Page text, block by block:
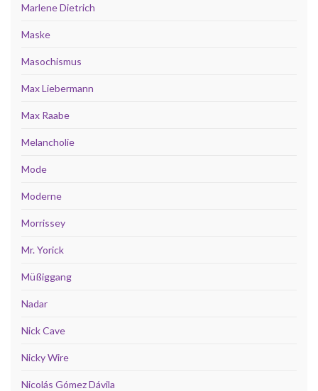
Marlene Dietrich
Maske
Masochismus
Max Liebermann
Max Raabe
Melancholie
Mode
Moderne
Morrissey
Mr. Yorick
Müßiggang
Nadar
Nick Cave
Nicky Wire
Nicolás Gómez Dávila